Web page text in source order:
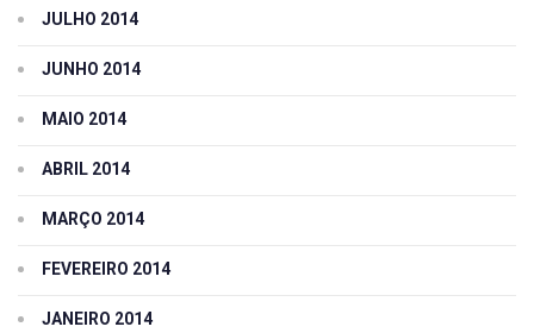
JULHO 2014
JUNHO 2014
MAIO 2014
ABRIL 2014
MARÇO 2014
FEVEREIRO 2014
JANEIRO 2014